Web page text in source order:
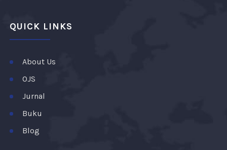
QUICK LINKS
About Us
OJS
Jurnal
Buku
Blog